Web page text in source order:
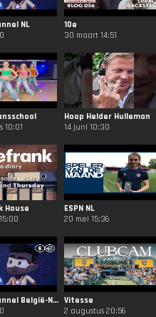
NL
10e
30 maart 14:51
10:01
Hoop Helder Hulleman
14 juni 10:30
House
ESPN NL
20 mei 15:36
Disney Channel België-Nederland Vitesse
2 augustus 20:56